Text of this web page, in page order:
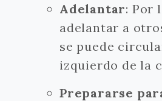
Adelantar: Por
adelantar a
se puede
izquierdo de la
Prepararse